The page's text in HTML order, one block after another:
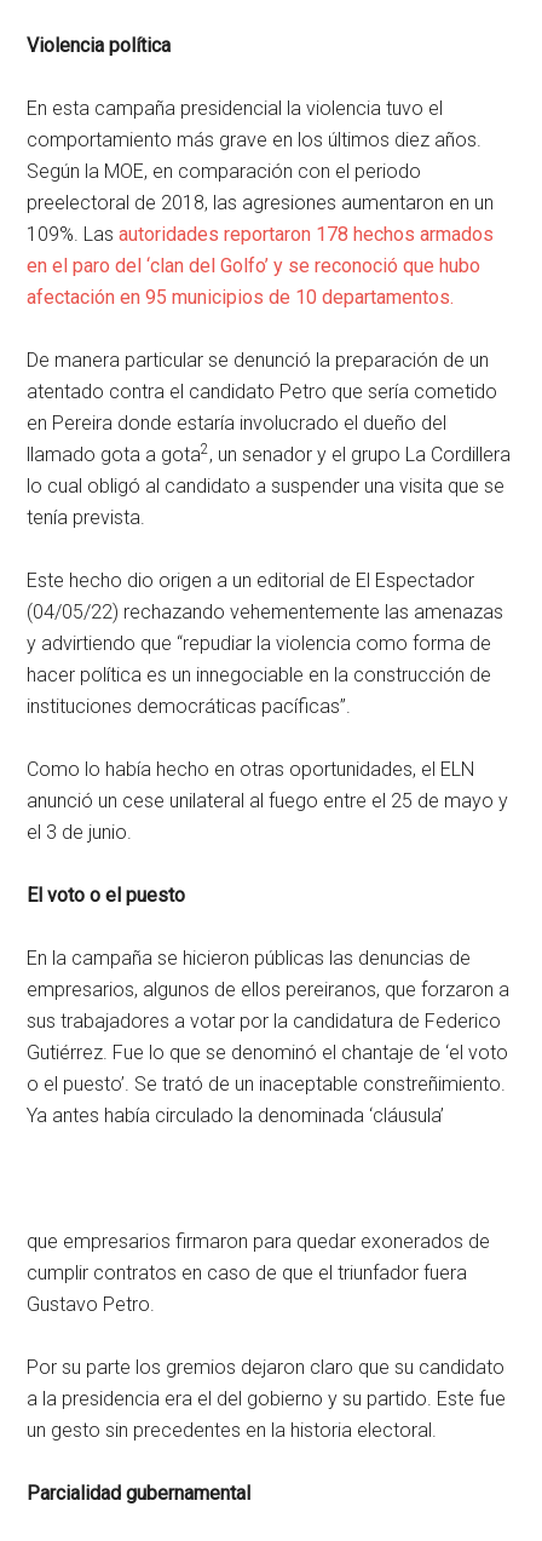
Violencia política
En esta campaña presidencial la violencia tuvo el
comportamiento más grave en los últimos diez años.
Según la MOE, en comparación con el periodo
preelectoral de 2018, las agresiones aumentaron en un
109%. Lasautoridades reportaron 178 hechos armados
en el paro del ‘clan del Golfo’ y se reconoció que hubo
afectación en 95 municipios de 10 departamentos.
De manera particular se denunció la preparación de un
atentado contra el candidato Petro que sería cometido
en Pereira donde estaría involucrado el dueño del
llamado gota a gota2, un senador y el grupo La Cordillera
lo cual obligó al candidato a suspender una visita que se
tenía prevista.
Este hecho dio origen a un editorial de El Espectador
(04/05/22) rechazando vehementemente las amenazas
y advirtiendo que “repudiar la violencia como forma de
hacer política es un innegociable en la construcción de
instituciones democráticas pacíficas”.
Como lo había hecho en otras oportunidades, el ELN
anunció un cese unilateral al fuego entre el 25 de mayo y
el 3 de junio.
El voto o el puesto
En la campaña se hicieron públicas las denuncias de
empresarios, algunos de ellos pereiranos, que forzaron a
sus trabajadores a votar por la candidatura de Federico
Gutiérrez. Fue lo que se denominó el chantaje de ‘el voto
o el puesto’. Se trató de un inaceptable constreñimiento.
Ya antes había circulado la denominada ‘cláusula’
que empresarios firmaron para quedar exonerados de
cumplir contratos en caso de que el triunfador fuera
Gustavo Petro.
Por su parte los gremios dejaron claro que su candidato
a la presidencia era el del gobierno y su partido. Este fue
un gesto sin precedentes en la historia electoral.
Parcialidad gubernamental